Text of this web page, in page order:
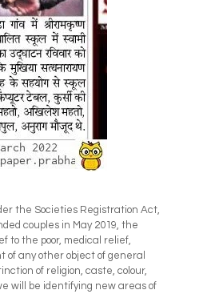
the Societies Registration Act,
couples in May 2019, the
to the poor, medical relief,
any other object of general
of religion, caste, colour,
will be identifying new areas of